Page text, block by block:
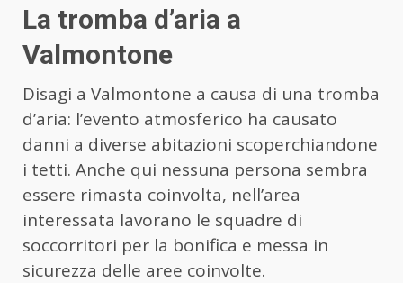
La tromba d’aria a
Valmontone
Disagi a Valmontone a causa di una tromba
d’aria: l’evento atmosferico ha causato
danni a diverse abitazioni scoperchiandone
i tetti. Anche qui nessuna persona sembra
essere rimasta coinvolta, nell’area
interessata lavorano le squadre di
soccorritori per la bonifica e messa in
sicurezza delle aree coinvolte.